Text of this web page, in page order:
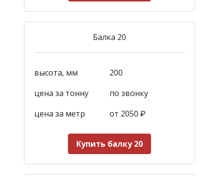
Балка 20
высота, мм
200
цена за тонну
по звонку
цена за метр
от 2050 ₽
Купить балку 20